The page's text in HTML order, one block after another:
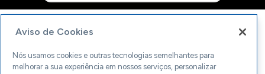
Aviso de Cookies
Nós usamos cookies e outras tecnologias semelhantes para
melhorar a sua experiência em nossos serviços, personalizar